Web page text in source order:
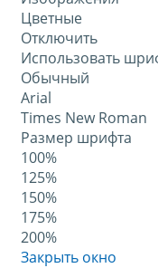
Цветные
Отключить
Использовать
Обычный
Arial
Times New Roman
Размер шрифта
100%
125%
150%
175%
200%
Закрыть окно